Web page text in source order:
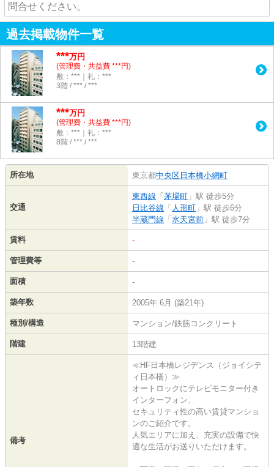
問合せください。
過去掲載物件一覧
***万円
(管理費・共益費 ***円)
敷：***｜礼：***
3階 / *** / ***
***万円
(管理費・共益費 ***円)
敷：***｜礼：***
8階 / *** / ***
所在地 東京都中央区 日本橋小網町
交通
東西線 「 茅場町 」駅 徒歩5分
日比谷線 「 人形町 」駅 徒歩6分
半蔵門線 「 水天宮前 」駅 徒歩7分
賃料 -
管理費等 -
面積 -
築年数 2005年 6月 (築21年)
種別/構造 マンション/鉄筋コンクリート
階建 13階建
備考
≪HF日本橋レジデンス（ジョイシテ
ィ日本橋）≫
オートロックにテレビモニター付き
インターフォン、
セキュリティ性の高い賃貸マンショ
ンのご紹介です。
人気エリアに加え、充実の設備で快
適な生活がお送りいただけます。